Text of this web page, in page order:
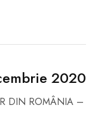
2020
DIN ROMÂNIA –